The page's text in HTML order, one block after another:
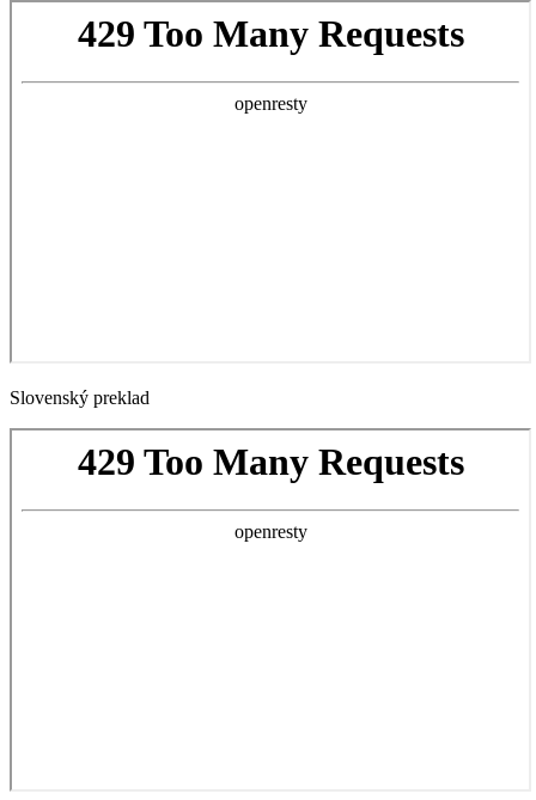
Slovenský preklad